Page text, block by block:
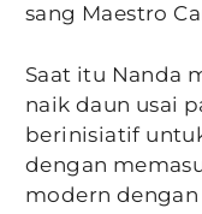
sang Maestro
Saat itu Nanda
naik daun usai
berinisiatif
dengan
modern dengan